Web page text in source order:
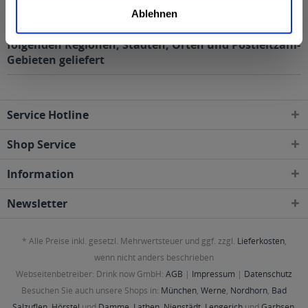
Ablehnen
Müller Steinie Apfelwein pur 6.0 20 x 0,33l wird in den
folgenden Regionen, Städten, Orten und Postleitzahl-
Gebieten geliefert
Service Hotline
Shop Service
Information
Newsletter
* Alle Preise inkl. gesetzl. Mehrwertsteuer und ggf. zzgl. Lieferkosten,
wenn nicht anders beschrieben
Webseitenbetreiber: Drink now GmbH: AGB | Impressum | Datenschutz
Besuchen Sie auch unsere Shops in: München, Werne, Nordhorn, Bad